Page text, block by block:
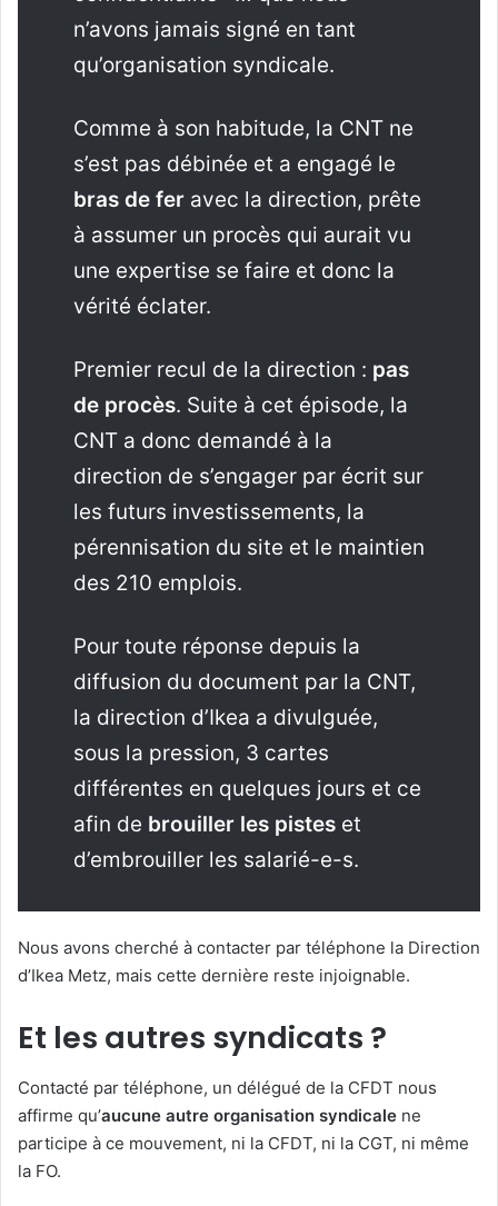
n’avons jamais signé en tant
qu’organisation syndicale.
Comme à son habitude, la CNT ne
s’est pas débinée et a engagé le
bras de fer avec la direction, prête
à assumer un procès qui aurait vu
une expertise se faire et donc la
vérité éclater.
Premier recul de la direction : pas
de procès. Suite à cet épisode, la
CNT a donc demandé à la
direction de s’engager par écrit sur
les futurs investissements, la
pérennisation du site et le maintien
des 210 emplois.
Pour toute réponse depuis la
diffusion du document par la CNT,
la direction d’Ikea a divulguée,
sous la pression, 3 cartes
différentes en quelques jours et ce
afin de brouiller les pistes et
d’embrouiller les salarié-e-s.
Nous avons cherché à contacter par téléphone la Direction
d’Ikea Metz, mais cette dernière reste injoignable.
Et les autres syndicats ?
Contacté par téléphone, un délégué de la CFDT nous
affirme qu’aucune autre organisation syndicale ne
participe à ce mouvement, ni la CFDT, ni la CGT, ni même
la FO.